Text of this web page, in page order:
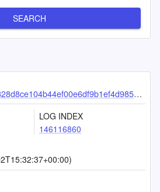
SEARCH
LOG INDEX
146116860